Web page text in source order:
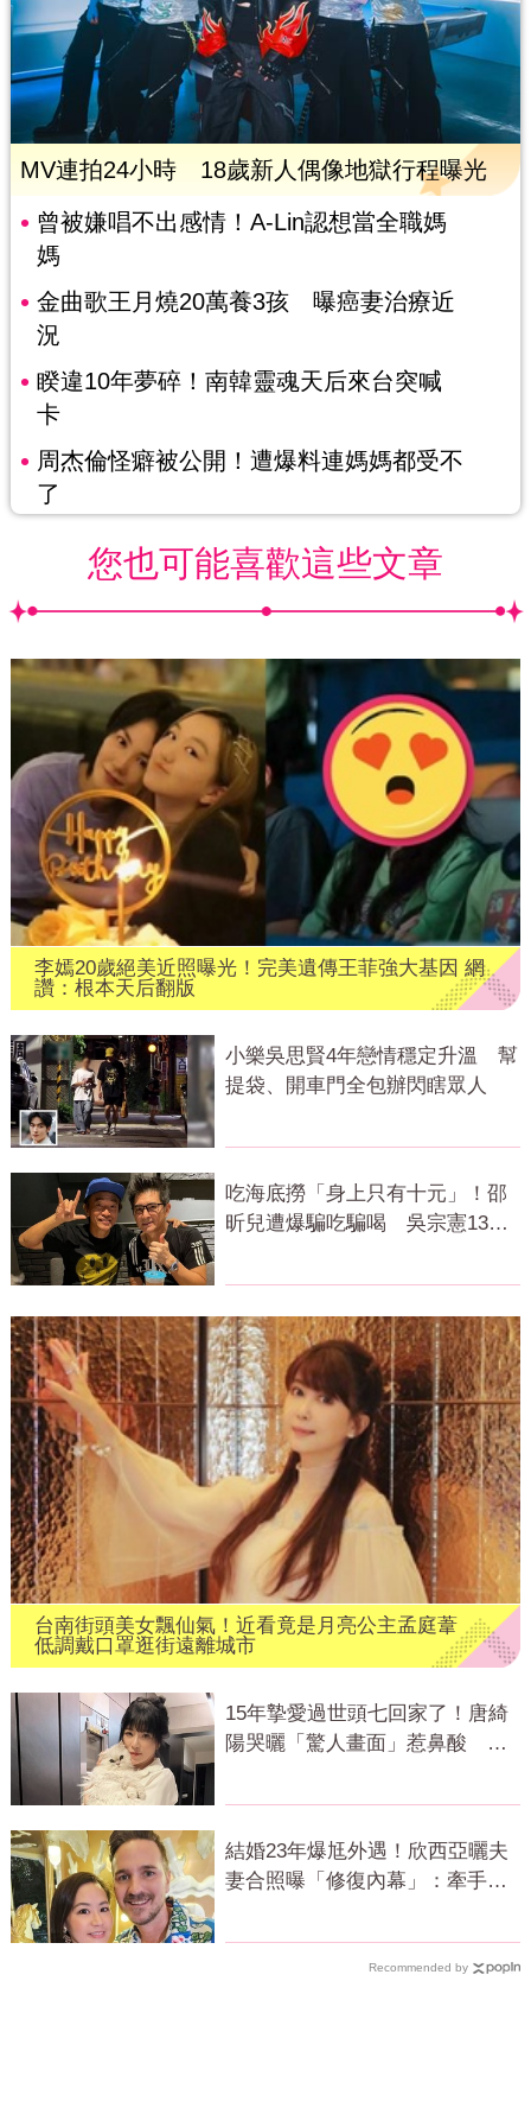
MV連拍24小時 18歲新人偶像地獄行程曝光
曾被嫌唱不出感情！A-Lin認想當全職媽
媽
金曲歌王月燒20萬養3孩 曝癌妻治療近
況
睽違10年夢碎！南韓靈魂天后來台突喊
卡
周杰倫怪癖被公開！遭爆料連媽媽都受不
了
您也可能喜歡這些文章
李嫣20歲絕美近照曝光！完美遺傳王菲強大基因 網
讚：根本天后翻版
小樂吳思賢4年戀情穩定升溫 幫
提袋、開車門全包辦閃瞎眾人
吃海底撈「身上只有十元」！邵
昕兒遭爆騙吃騙喝 吳宗憲13字
台南街頭美女飄仙氣！近看竟是月亮公主孟庭葦
低調戴口罩逛街遠離城市
15年摯愛過世頭七回家了！唐綺
陽哭曬「驚人畫面」惹鼻酸 網
結婚23年爆尪外遇！欣西亞曬夫
妻合照曝「修復內幕」：牽手卻
Recommended by